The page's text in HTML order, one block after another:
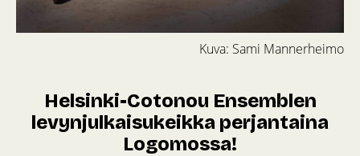
Kuva: Sami Mannerheimo
Helsinki-Cotonou Ensemblen
levynjulkaisukeikka perjantaina
Logomossa!